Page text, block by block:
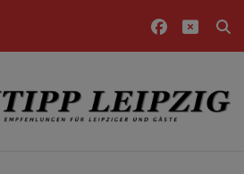
für Leipziger und Gäste